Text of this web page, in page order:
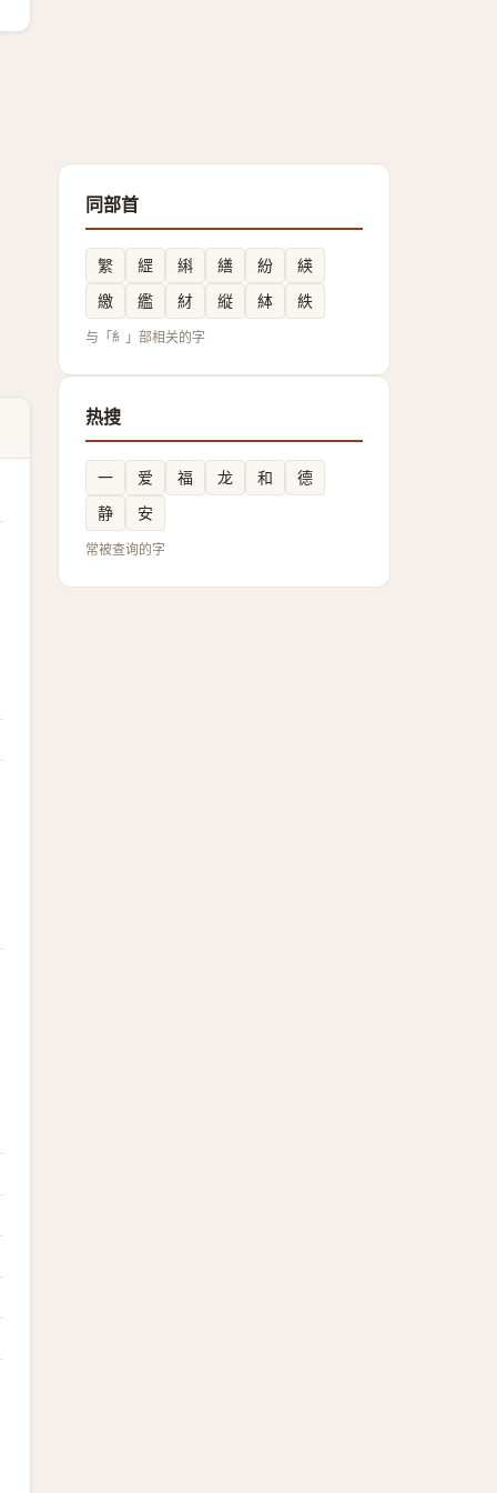
同部首
䌓 䌉 䌀 繕 紛
緓
繳
繿 䊷 縦 絊 紩
与「糹」部相关的字
热搜
一 爱 福 龙 和
德
静
安
常被查询的字